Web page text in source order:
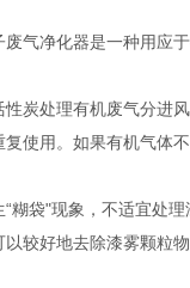
气净化器是一种用应
炭处理有机废气分进
使用。如果有机气体
袋"现象，不适宜处理
较好地去除漆雾颗粒